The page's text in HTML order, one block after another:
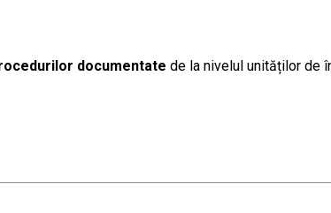
documentate de la nivelul unităților de